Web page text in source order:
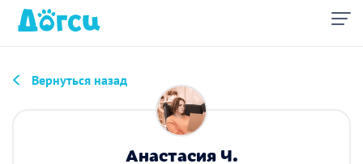
Вернуться назад
Анастасия Ч.